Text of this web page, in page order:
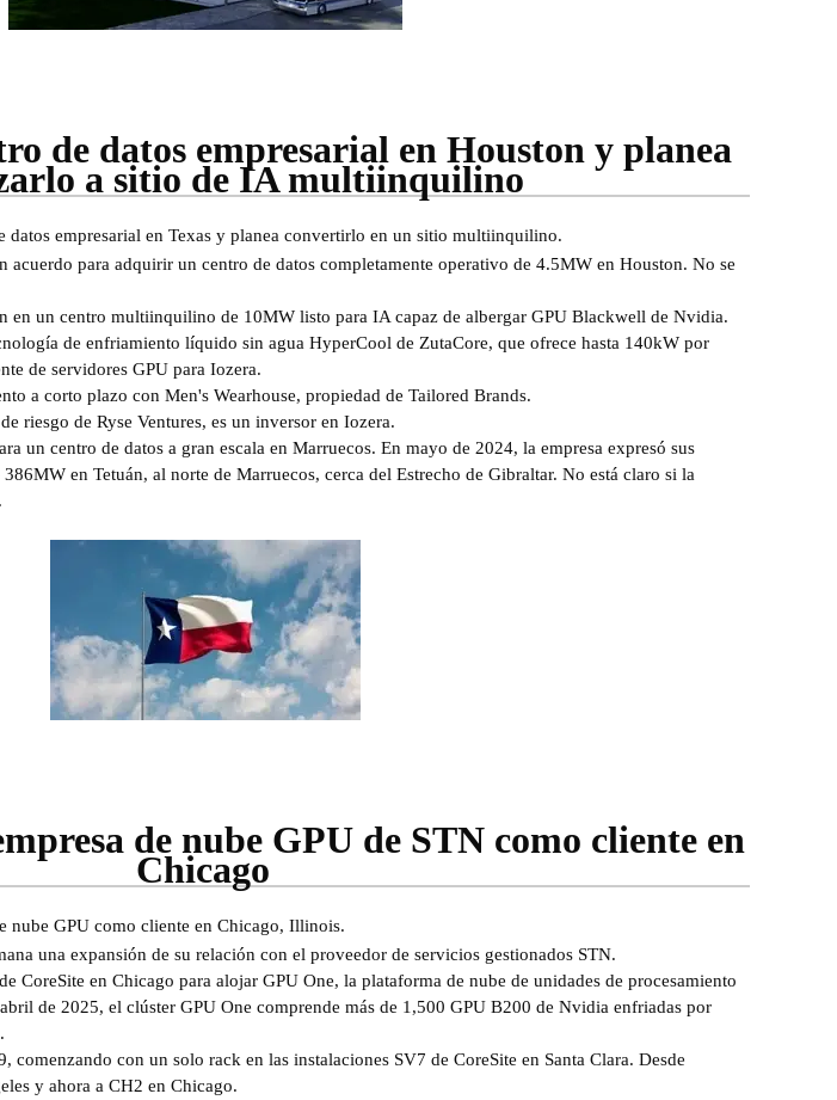
de datos empresarial en Houston y planea
a sitio de IA multiinquilino
datos empresarial en Texas y planea convertirlo en un sitio multiinquilino.
acuerdo para adquirir un centro de datos completamente operativo de 4.5MW en Houston. No se
en un centro multiinquilino de 10MW listo para IA capaz de albergar GPU Blackwell de Nvidia.
de enfriamiento líquido sin agua HyperCool de ZutaCore, que ofrece hasta 140kW por
de servidores GPU para Iozera.
a corto plazo con Men's Wearhouse, propiedad de Tailored Brands.
riesgo de Ryse Ventures, es un inversor en Iozera.
un centro de datos a gran escala en Marruecos. En mayo de 2024, la empresa expresó sus
en Tetuán, al norte de Marruecos, cerca del Estrecho de Gibraltar. No está claro si la
de nube GPU de STN como cliente en
Chicago
nube GPU como cliente en Chicago, Illinois.
una expansión de su relación con el proveedor de servicios gestionados STN.
CoreSite en Chicago para alojar GPU One, la plataforma de nube de unidades de procesamiento
de 2025, el clúster GPU One comprende más de 1,500 GPU B200 de Nvidia enfriadas por
comenzando con un solo rack en las instalaciones SV7 de CoreSite en Santa Clara. Desde
y ahora a CH2 en Chicago.